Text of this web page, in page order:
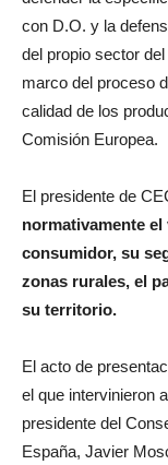
con D.O. y la
del propio sector
marco del proceso
calidad de los
Comisión Europea.
El presidente de
normativamente
consumidor, su
zonas rurales, el
su territorio.
El acto de
el que intervinieron
presidente del
España, Javier